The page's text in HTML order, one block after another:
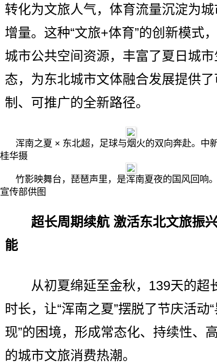
转化为文旅人气，体育流量沉淀为
增量。这种“文旅+体育”的创新模式
城市公共空间资源，丰富了夏日城
态，为东北城市文体融合发展提供
制、可推广的全新路径。
浑南之夏 × 东北超，足球与烟火的双向奔赴。中
桂华摄
竹影映舞台，琵琶声里，是浑南夏夜的国风回响
宣传部供图
超长周期续航 激活东北文旅振
能
从初夏绵延至金秋，139天的超
时长，让“浑南之夏”摆脱了节庆活动
现”的困境，形成常态化、持续性、
的城市文旅消费热潮。